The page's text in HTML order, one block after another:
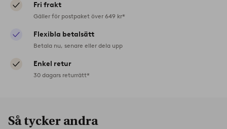
Fri frakt
Gäller för postpaket över 649 kr*
Flexibla betalsätt
Betala nu, senare eller dela upp
Enkel retur
30 dagars returrätt*
Så tycker andra